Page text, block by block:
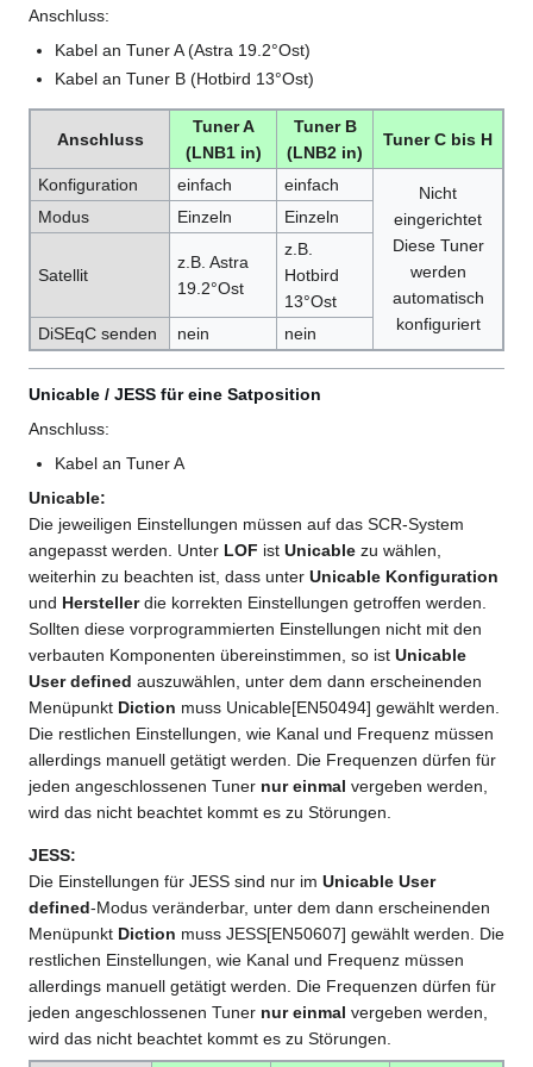
Anschluss:
Kabel an Tuner A (Astra 19.2°Ost)
Kabel an Tuner B (Hotbird 13°Ost)
Anschluss
Tuner A
(LNB1 in)
Tuner B
(LNB2 in)
Tuner C bis H
Konfiguration einfach einfach
Nicht
eingerichtet
Diese Tuner
werden
automatisch
konfiguriert
Modus Einzeln Einzeln
Satellit
z.B. Astra
19.2°Ost
z.B.
Hotbird
13°Ost
DiSEqC senden
nein nein
Unicable / JESS für eine Satposition
Anschluss:
Kabel an Tuner A
Unicable:
Die jeweiligen Einstellungen müssen auf das SCR-System
angepasst werden. Unter LOF ist Unicable zu wählen,
weiterhin zu beachten ist, dass unter Unicable Konfiguration
und Herstellerdie korrekten Einstellungen getroffen werden.
Sollten diese vorprogrammierten Einstellungen nicht mit den
verbauten Komponenten übereinstimmen, so ist Unicable
User defined auszuwählen, unter dem dann erscheinenden
Menüpunkt Diction muss Unicable[EN50494] gewählt werden.
Die restlichen Einstellungen, wie Kanal und Frequenz müssen
allerdings manuell getätigt werden. Die Frequenzen dürfen für
jeden angeschlossenen Tuner nur einmal vergeben werden,
wird das nicht beachtet kommt es zu Störungen.
JESS:
Die Einstellungen für JESS sind nur im Unicable User
defined-Modus veränderbar, unter dem dann erscheinenden
Menüpunkt Diction muss JESS[EN50607] gewählt werden. Die
restlichen Einstellungen, wie Kanal und Frequenz müssen
allerdings manuell getätigt werden. Die Frequenzen dürfen für
jeden angeschlossenen Tuner nur einmal vergeben werden,
wird das nicht beachtet kommt es zu Störungen.